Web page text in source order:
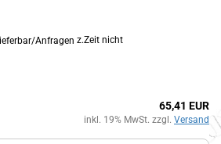
z.Zeit nicht
65,41 EUR
inkl. 19% MwSt. zzgl. Versand